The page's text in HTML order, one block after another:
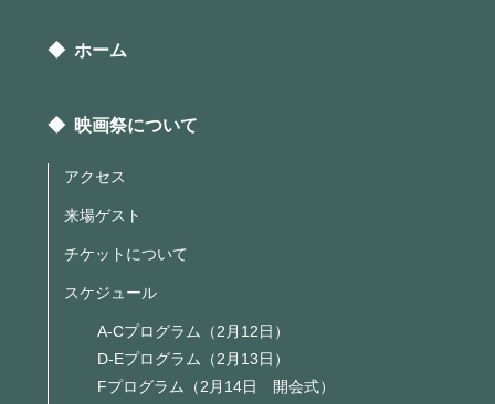
◆ ホーム
◆ 映画祭について
アクセス
来場ゲスト
チケットについて
スケジュール
A-Cプログラム（2月12日）
D-Eプログラム（2月13日）
Fプログラム（2月14日 開会式）